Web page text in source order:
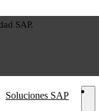
SAP.
Soluciones SAP